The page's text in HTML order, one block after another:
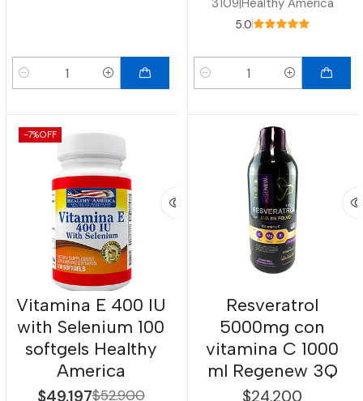
Cantidad
3109 Healthy America
5.0
Cantidad
-7%OFF
Vitamina E 400 IU
with Selenium 100
softgels Healthy
America
$49.197$52.900
Resveratrol
5000mg con
vitamina C 1000
ml Regenew 3Q
$24.200